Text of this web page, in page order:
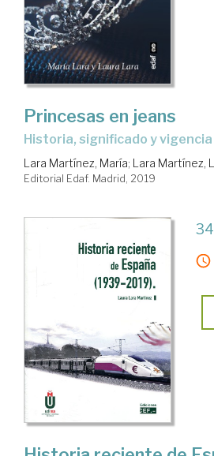
Princesas en jeans
historia, significado y
Lara Martínez, María; Lara Martínez,
Editorial Edaf. Madrid, 2019